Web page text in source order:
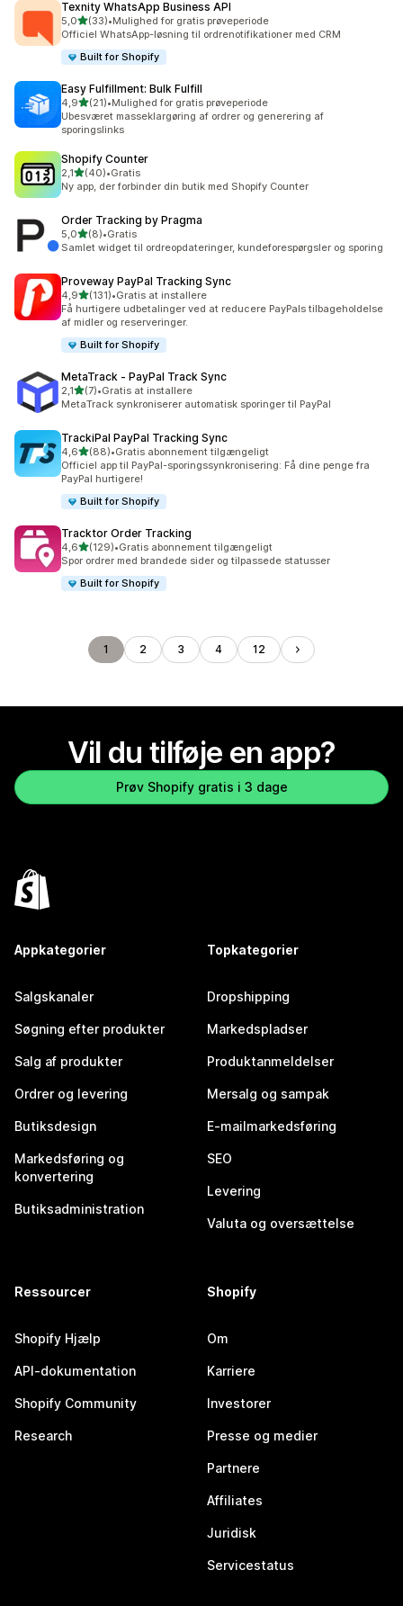
Texnity WhatsApp Business API
5,0ud af 5 stjerner
(33)
33 anmeldelser i alt
•Mulighed for gratis prøveperiode
Officiel WhatsApp-løsning til ordrenotifikationer med CRM
Built for Shopify
Easy Fulfillment: Bulk Fulfill
4,9ud af 5 stjerner
(21)
21 anmeldelser i alt
•Mulighed for gratis prøveperiode
Ubesværet masseklargøring af ordrer og generering af
sporingslinks
Shopify Counter
2,1ud af 5 stjerner
(40)
40 anmeldelser i alt
•Gratis
Ny app, der forbinder din butik med Shopify Counter
Order Tracking by Pragma
5,0ud af 5 stjerner
(8)
8 anmeldelser i alt
•Gratis
Samlet widget til ordreopdateringer, kundeforespørgsler og sporing
Proveway PayPal Tracking Sync
4,9ud af 5 stjerner
(131)
131 anmeldelser i alt
•Gratis at installere
Få hurtigere udbetalinger ved at reducere PayPals tilbageholdelse
af midler og reserveringer.
Built for Shopify
MetaTrack ‑ PayPal Track Sync
2,1ud af 5 stjerner
(7)
7 anmeldelser i alt
•Gratis at installere
MetaTrack synkroniserer automatisk sporinger til PayPal
TrackiPal PayPal Tracking Sync
4,6ud af 5 stjerner
(88)
88 anmeldelser i alt
•Gratis abonnement tilgængeligt
Officiel app til PayPal-sporingssynkronisering: Få dine penge fra
PayPal hurtigere!
Built for Shopify
Tracktor Order Tracking
4,6ud af 5 stjerner
(129)
129 anmeldelser i alt
•Gratis abonnement tilgængeligt
Spor ordrer med brandede sider og tilpassede statusser
Built for Shopify
1 2 3 4 12
Vil du tilføje en app?
Prøv Shopify gratis i 3 dage
Appkategorier
Salgskanaler
Søgning efter produkter
Salg af produkter
Ordrer og levering
Butiksdesign
Markedsføring og
konvertering
Butiksadministration
Topkategorier
Dropshipping
Markedspladser
Produktanmeldelser
Mersalg og sampak
E-mailmarkedsføring
SEO
Levering
Valuta og oversættelse
Ressourcer
Shopify Hjælp
API-dokumentation
Shopify Community
Research
Shopify
Om
Karriere
Investorer
Presse og medier
Partnere
Affiliates
Juridisk
Servicestatus